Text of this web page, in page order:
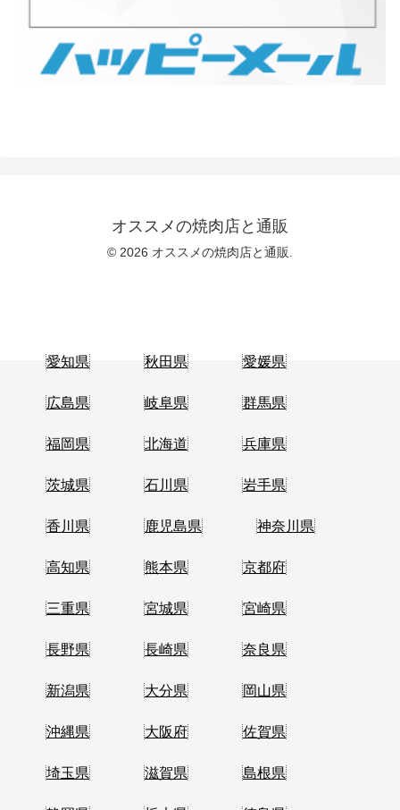
オススメの焼肉店と通販
© 2026 オススメの焼肉店と通販.
愛知県 秋田県 愛媛県
広島県 岐阜県 群馬県
福岡県 北海道 兵庫県
茨城県 石川県 岩手県
香川県 鹿児島県 神奈川県
高知県 熊本県 京都府
三重県 宮城県 宮崎県
長野県 長崎県 奈良県
新潟県 大分県 岡山県
沖縄県 大阪府 佐賀県
埼玉県 滋賀県 島根県